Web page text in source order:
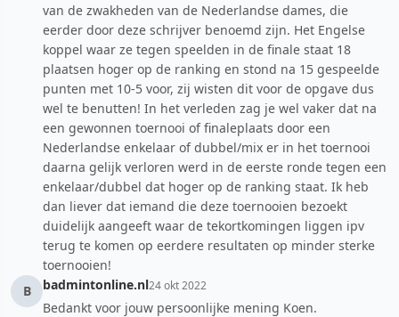
van de zwakheden van de Nederlandse dames, die
eerder door deze schrijver benoemd zijn. Het Engelse
koppel waar ze tegen speelden in de finale staat 18
plaatsen hoger op de ranking en stond na 15 gespeelde
punten met 10-5 voor, zij wisten dit voor de opgave dus
wel te benutten! In het verleden zag je wel vaker dat na
een gewonnen toernooi of finaleplaats door een
Nederlandse enkelaar of dubbel/mix er in het toernooi
daarna gelijk verloren werd in de eerste ronde tegen een
enkelaar/dubbel dat hoger op de ranking staat. Ik heb
dan liever dat iemand die deze toernooien bezoekt
duidelijk aangeeft waar de tekortkomingen liggen ipv
terug te komen op eerdere resultaten op minder sterke
toernooien!
B
badmintonline.nl24 okt 2022
Bedankt voor jouw persoonlijke mening Koen.